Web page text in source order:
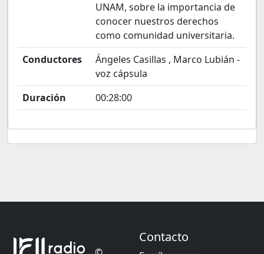
UNAM, sobre la importancia de
conocer nuestros derechos
como comunidad universitaria.
Conductores
Ángeles Casillas , Marco Lubián -
voz cápsula
Duración
00:28:00
Contacto